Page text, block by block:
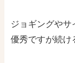
ジョギングやサ
優秀ですが続け